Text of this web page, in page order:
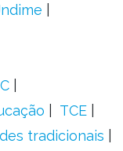
TCE
tradicionais